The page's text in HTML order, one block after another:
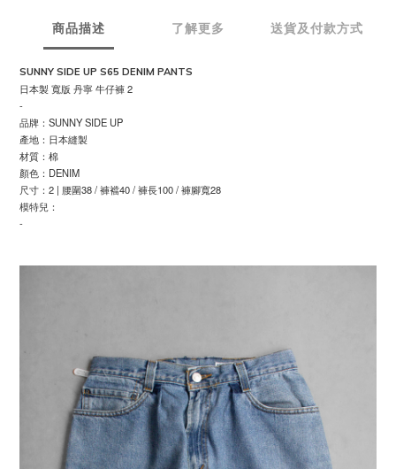
商品描述 了解更多 送貨及付款方式
SUNNY SIDE UP S65 DENIM PANTS
日本製 寬版 丹寧 牛仔褲 2
-
品牌：SUNNY SIDE UP
產地：日本縫製
材質：棉
顏色：DENIM
尺寸：2 | 腰圍38 / 褲襠40 / 褲長100 / 褲腳寬28
模特兒：
-